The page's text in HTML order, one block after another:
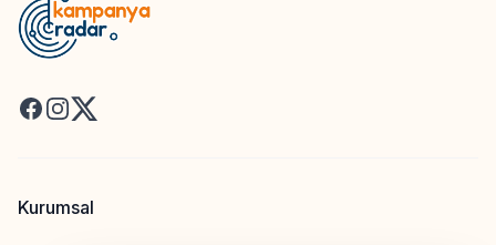
Facebook
Instagram
X
Kurumsal